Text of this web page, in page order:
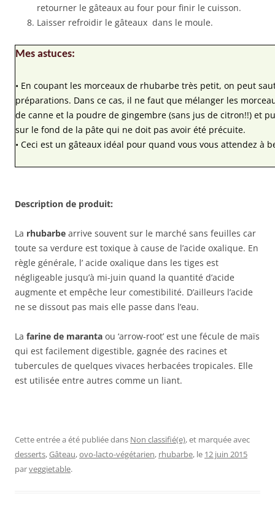
retourner le gâteaux au four pour finir le cuisson.
Laisser refroidir le gâteaux dans le moule.
Mes astuces:
• En coupant les morceaux de rhubarbe très petit, on peut
préparations. Dans ce cas, il ne faut que mélanger les
de canne et la poudre de gingembre (sans jus de citron!!) et
sur le fond de la pâte qui ne doit pas avoir été précuite.
• Ceci est un gâteaux idéal pour quand vous vous attendez à
Description de produit:
La rhubarbe arrive souvent sur le marché sans feuilles car
toute sa verdure est toxique à cause de l’acide oxalique. En
règle générale, l’ acide oxalique dans les tiges est
négligeable jusqu’à mi-juin quand la quantité d’acide
augmente et empêche leur comestibilité. D’ailleurs l’acide
ne se dissout pas mais elle passe dans l’eau.
La farine de maranta ou ‘arrow-root’ est une fécule de maïs
qui est facilement digestible, gagnée des racines et
tubercules de quelques vivaces herbacées tropicales. Elle
est utilisée entre autres comme un liant.
Cette entrée a été publiée dans Non classifié(e), et marquée avec
desserts,Gâteau,ovo-lacto-végétarien, rhubarbe, le 12 juin 2015
parveggietable.